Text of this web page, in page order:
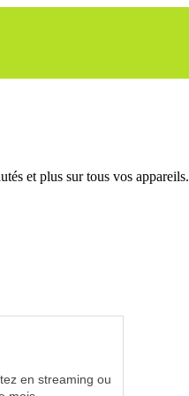
et plus sur tous vos appareils.
en streaming ou